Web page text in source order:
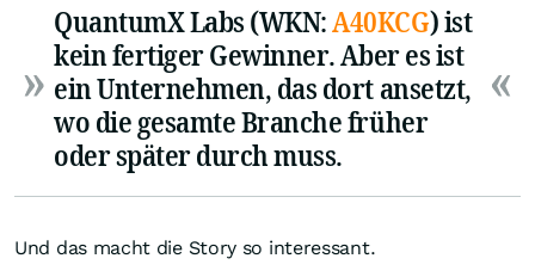
QuantumX Labs (WKN:A40KCG) ist
kein fertiger Gewinner. Aber es ist
ein Unternehmen, das dort ansetzt,
wo die gesamte Branche früher
oder später durch muss.
Und das macht die Story so interessant.